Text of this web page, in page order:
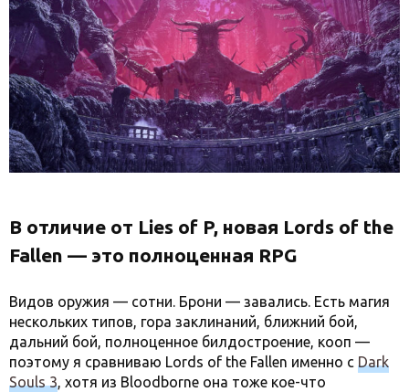
В отличие от Lies of P, новая Lords of the
Fallen — это полноценная RPG
Видов оружия — сотни. Брони — завались. Есть магия
нескольких типов, гора заклинаний, ближний бой,
дальний бой, полноценное билдостроение, кооп —
поэтому я сравниваю Lords of the Fallen именно с Dark
Souls 3, хотя из Bloodborne она тоже кое-что